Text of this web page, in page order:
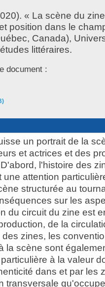
« La scène du
position dans le
Canada),
littéraires.
document :
un portrait de la
et actrices et des
l'histoire des
attention
structurée au
sur les
du circuit du zine est
de la
zines, les
la scène sont
à la valeur
dans et par les
transversale